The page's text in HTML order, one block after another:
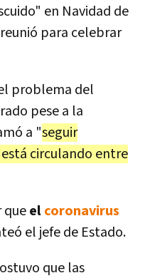
en Navidad de
para celebrar
problema del
pese a la
a "seguir
circulando entre
queelcoronavirus
el jefe de Estado.
que las